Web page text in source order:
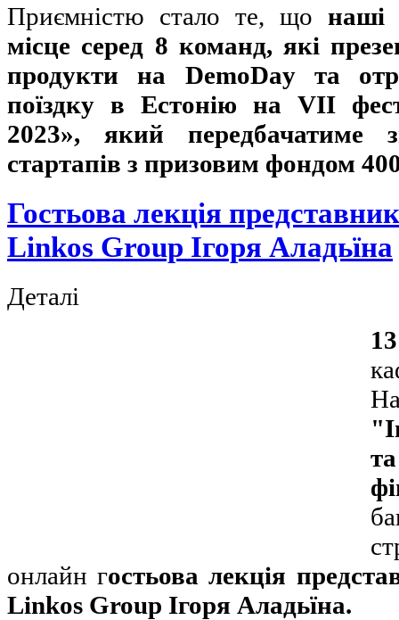
Приємністю стало те, що наші
місце серед 8 команд, які
продукти на DemoDay та
поїздку в Естонію на VII
2023», який передбачатиме
стартапів з призовим фондом
Гостьова лекція
Linkos Group Ігоря Аладьїна
Деталі
онлайн гостьова лекція
Linkos Group Ігоря Аладьїна.